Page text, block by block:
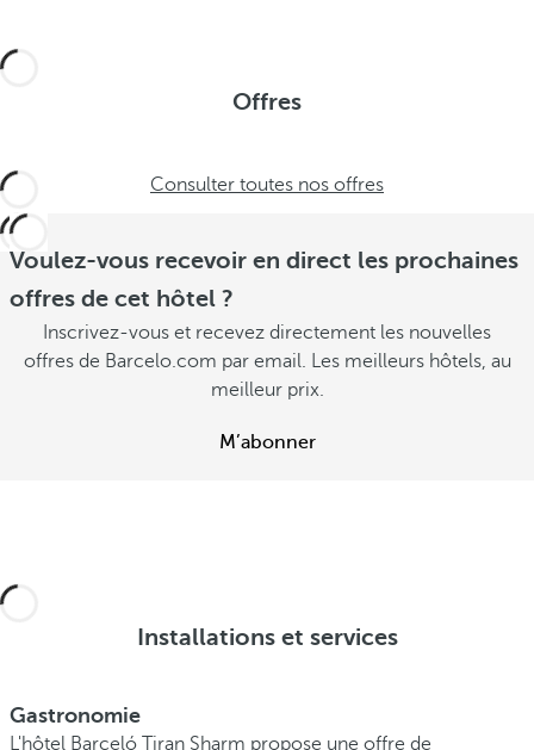
Offres
Consulter toutes nos offres
Voulez-vous recevoir en direct les prochaines
offres de cet hôtel ?
Inscrivez-vous et recevez directement les nouvelles
offres de Barcelo.com par email. Les meilleurs hôtels, au
meilleur prix.
M’abonner
Installations et services
Gastronomie
L'hôtel Barceló Tiran Sharm propose une offre de